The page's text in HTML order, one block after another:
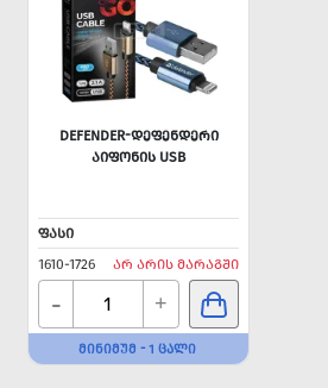
DEFENDER-ᲓᲔᲤᲔᲜᲓᲔᲠᲘ
ᲐᲘᲤᲝᲜᲘᲡ USB
ᲤᲐᲡᲘ
1610-1726
ᲐᲠ ᲐᲠᲘᲡ ᲛᲐᲠᲐᲒᲨᲘ
- +
ᲛᲘᲜᲘᲛᲣᲛ - 1 ᲪᲐᲚᲘ